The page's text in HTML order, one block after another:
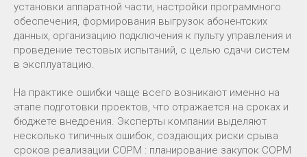
установки аппаратной части, настройки программного
обеспечения, формирования выгрузок абонентских
данных, организацию подключения к пульту управления и
проведение тестовых испытаний, с целью сдачи систем
в эксплуатацию.
На практике ошибки чаще всего возникают именно на
этапе подготовки проектов, что отражается на сроках и
бюджете внедрения. Эксперты компании выделяют
несколько типичных ошибок, создающих риски срыва
сроков реализации СОРМ : планирование закупок СОРМ